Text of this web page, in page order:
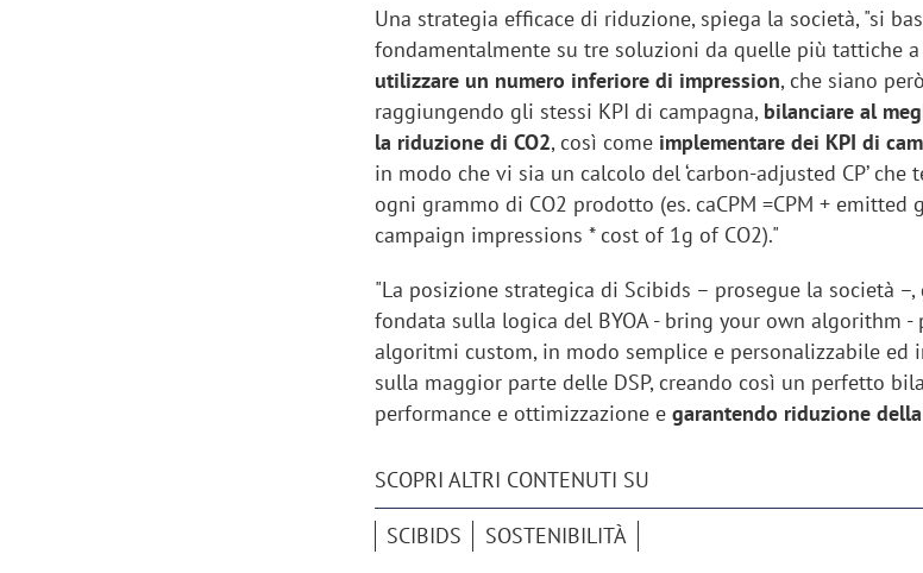
Una strategia efficace di riduzione, spiega la società, "si
fondamentalmente su tre soluzioni da quelle più tattiche
utilizzare un numero inferiore di impression, che siano
raggiungendo gli stessi KPI di campagna, bilanciare al
la riduzione di CO2, così come implementare dei KPI di
in modo che vi sia un calcolo del ‘carbon-adjusted CP’
ogni grammo di CO2 prodotto (es. caCPM =CPM + emitted
campaign impressions * cost of 1g of CO2)."
"La posizione strategica di Scibids – prosegue la società
fondata sulla logica del BYOA - bring your own algorithm -
algoritmi custom, in modo semplice e personalizzabile ed
sulla maggior parte delle DSP, creando così un perfetto
performance e ottimizzazione egarantendo riduzione
SCOPRI ALTRI CONTENUTI SU
SCIBIDS SOSTENIBILITÀ